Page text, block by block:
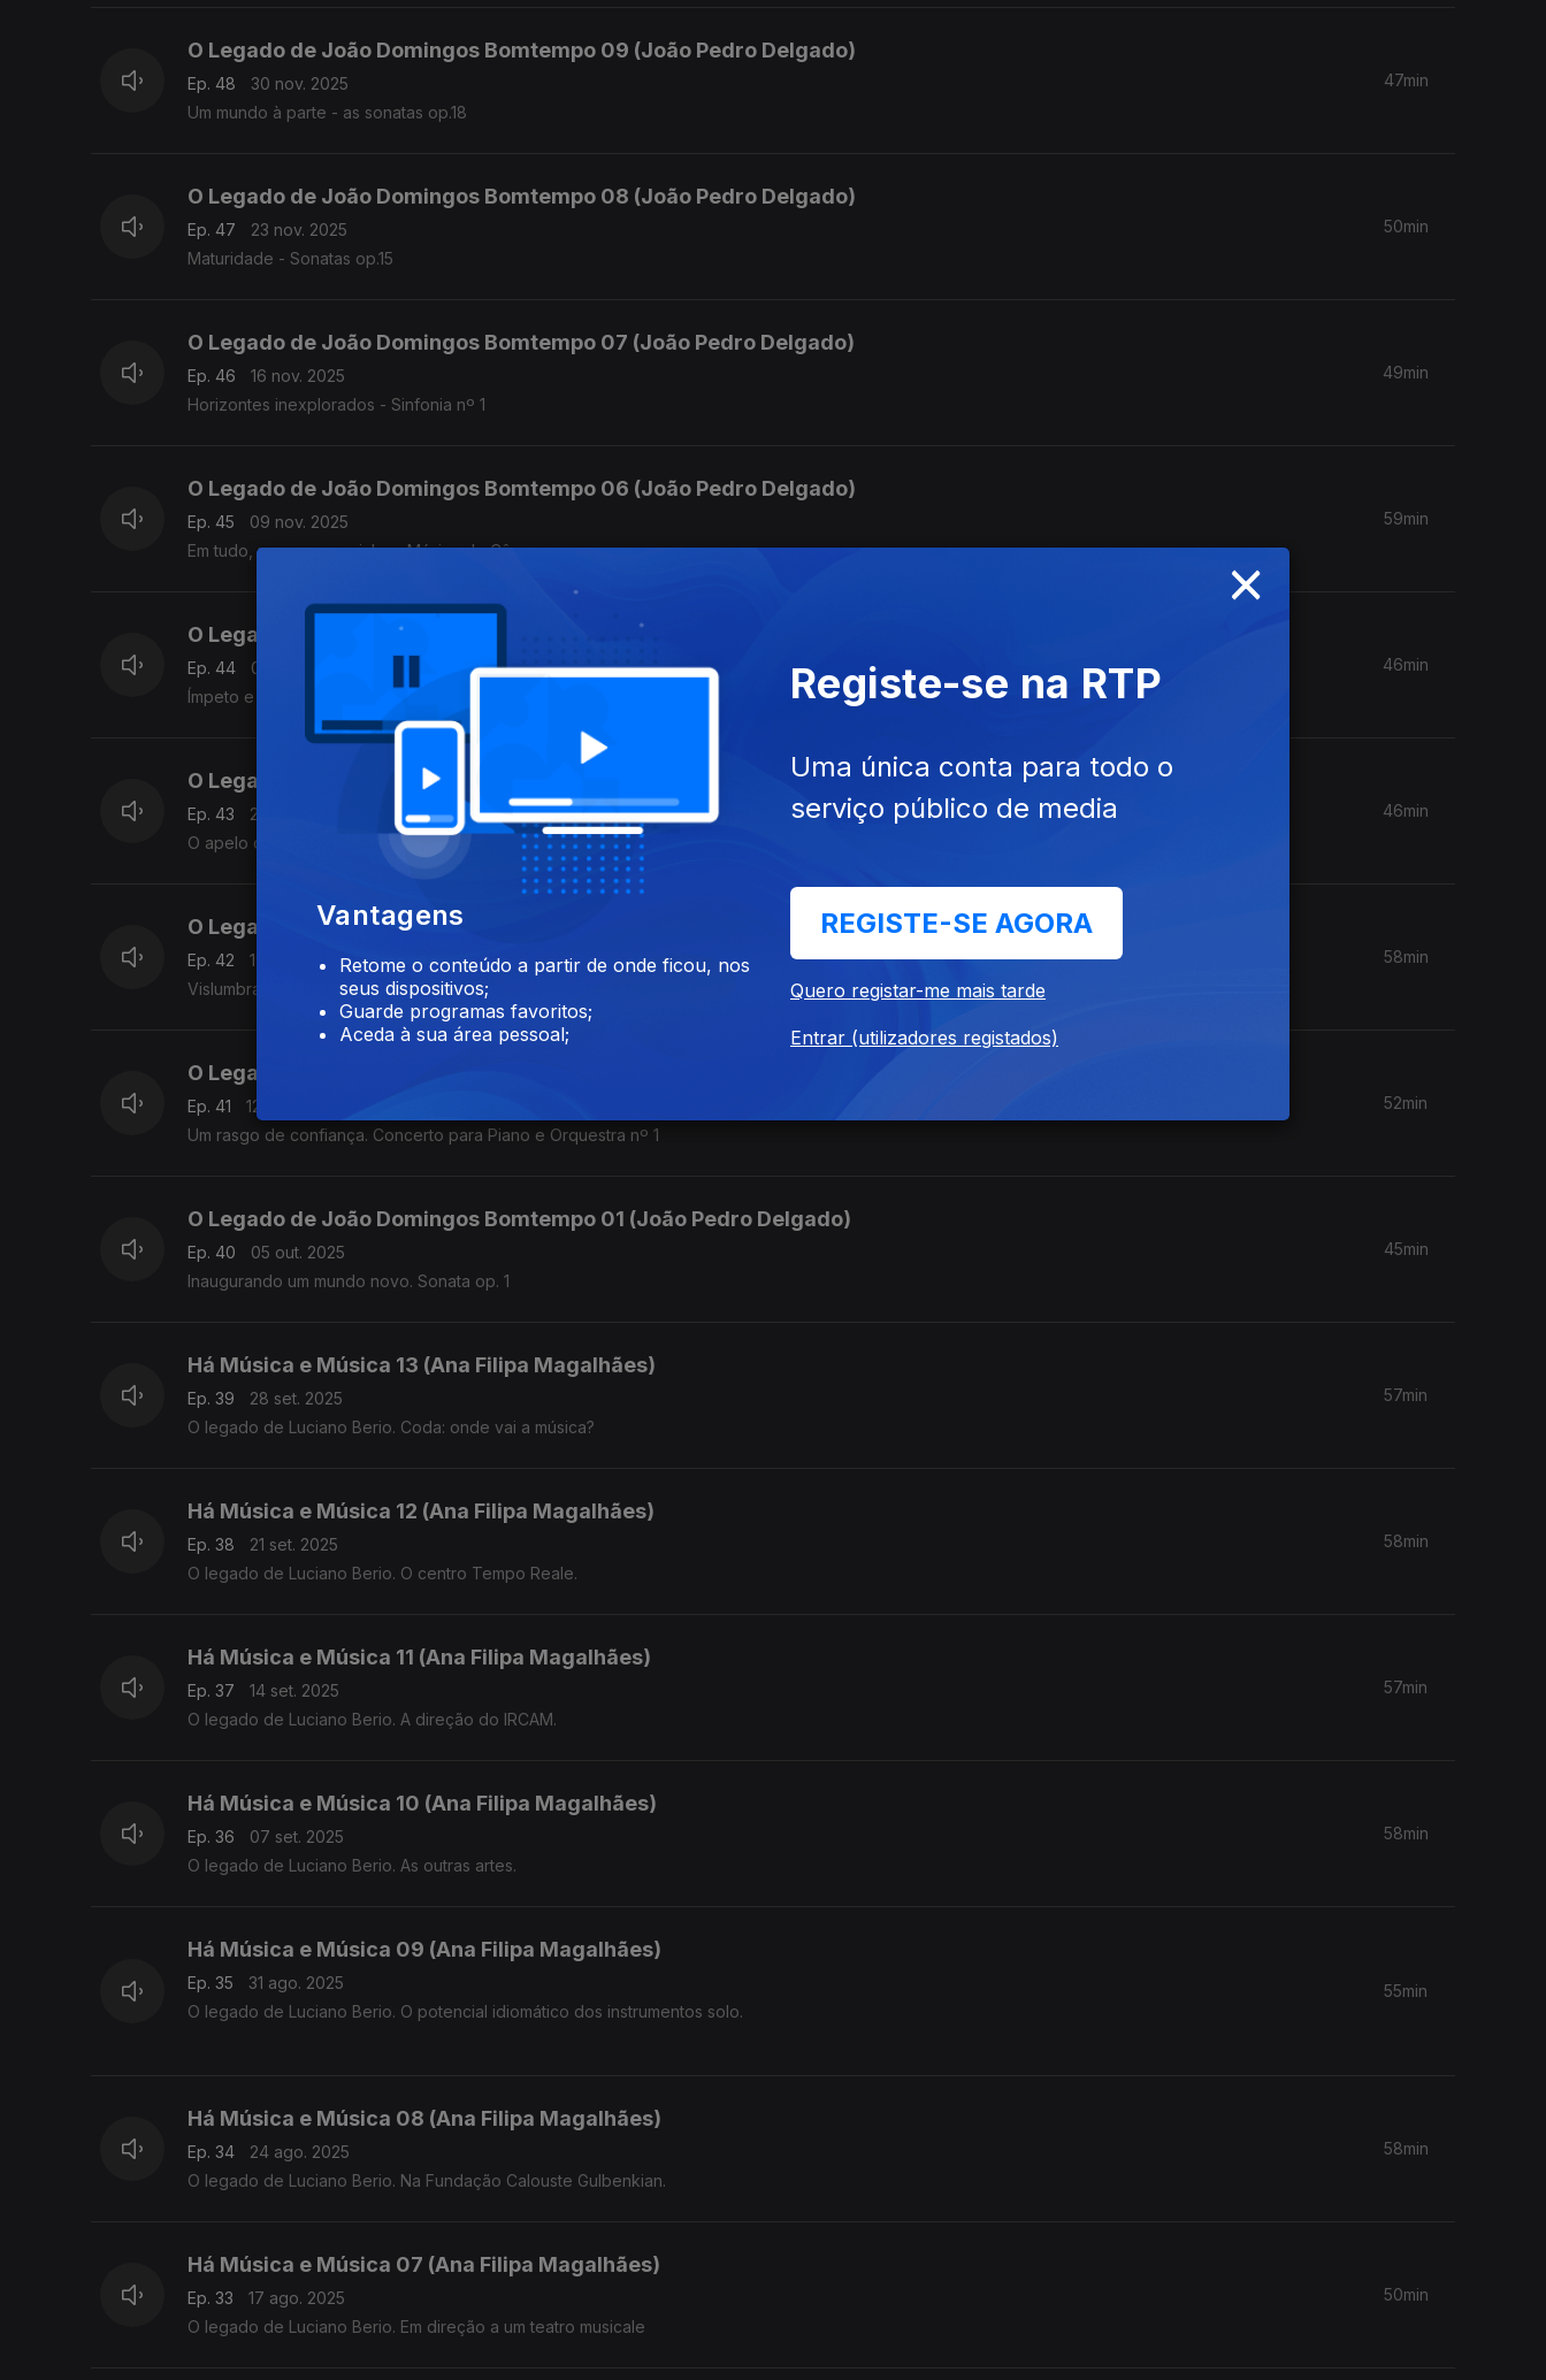
O Legado de João Domingos Bomtempo 09 (João Pedro Delgado)
Ep. 48
30 nov. 2025
Um mundo à parte - as sonatas op.18
47min
O Legado de João Domingos Bomtempo 08 (João Pedro Delgado)
Ep. 47
23 nov. 2025
Maturidade - Sonatas op.15
50min
O Legado de João Domingos Bomtempo 07 (João Pedro Delgado)
Ep. 46
16 nov. 2025
Horizontes inexplorados - Sinfonia nº 1
49min
O Legado de João Domingos Bomtempo 06 (João Pedro Delgado)
Ep. 45
09 nov. 2025
Em tudo, um novo caminho - Música de Câmara.
59min
O Legado de João Domingos Bomtempo 05 (João Pedro Delgado)
Ep. 44
02 nov. 2025
Ímpeto e tempestade: Concerto para Piano e Orquestra nº 3
46min
O Legado de João Domingos Bomtempo 04 (João Pedro Delgado)
Ep. 43
26 out. 2025
O apelo da música doméstica - Variações: op. 4, op. 6, op. 8
46min
O Legado de João Domingos Bomtempo 03 (João Pedro Delgado)
Ep. 42
19 out. 2025
Vislumbrando o século XIX - Sonatas op. 5 e op. 9.
58min
O Legado de João Domingos Bomtempo 02 (João Pedro Delgado)
Ep. 41
12 out. 2025
Um rasgo de confiança. Concerto para Piano e Orquestra nº 1
52min
O Legado de João Domingos Bomtempo 01 (João Pedro Delgado)
Ep. 40
05 out. 2025
Inaugurando um mundo novo. Sonata op. 1
45min
Há Música e Música 13 (Ana Filipa Magalhães)
Ep. 39
28 set. 2025
O legado de Luciano Berio. Coda: onde vai a música?
57min
Há Música e Música 12 (Ana Filipa Magalhães)
Ep. 38
21 set. 2025
O legado de Luciano Berio. O centro Tempo Reale.
58min
Há Música e Música 11 (Ana Filipa Magalhães)
Ep. 37
14 set. 2025
O legado de Luciano Berio. A direção do IRCAM.
57min
Há Música e Música 10 (Ana Filipa Magalhães)
Ep. 36
07 set. 2025
O legado de Luciano Berio. As outras artes.
58min
Há Música e Música 09 (Ana Filipa Magalhães)
Ep. 35
31 ago. 2025
O legado de Luciano Berio. O potencial idiomático dos instrumentos solo.
55min
Há Música e Música 08 (Ana Filipa Magalhães)
Ep. 34
24 ago. 2025
O legado de Luciano Berio. Na Fundação Calouste Gulbenkian.
58min
Há Música e Música 07 (Ana Filipa Magalhães)
Ep. 33
17 ago. 2025
O legado de Luciano Berio. Em direção a um teatro musicale
50min
×
Vantagens
Retome o conteúdo a partir de onde ficou, nos
seus dispositivos;
Guarde programas favoritos;
Aceda à sua área pessoal;
Registe-se na RTP
Uma única conta para todo o
serviço público de media
REGISTE-SE AGORA
Quero registar-me mais tarde
Entrar (utilizadores registados)